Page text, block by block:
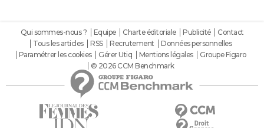
Qui sommes-nous ? Equipe Charte éditoriale Publicité
Contact
Tous les articles
RSS Recrutement
Données personnelles
Paramétrer les cookies
Gérer Utiq Mentions légales
Groupe Figaro
© 2026 CCM Benchmark